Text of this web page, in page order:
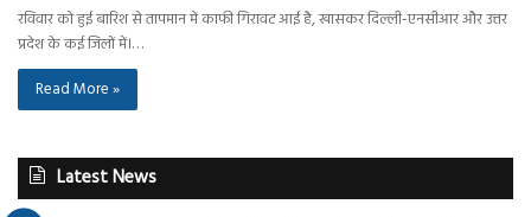
रविवार को हुई बारिश से तापमान में काफी गिरावट आई है, खासकर दिल्ली-एनसीआर और उत्तर
प्रदेश के कई जिलों में।…
Read More »
Latest News